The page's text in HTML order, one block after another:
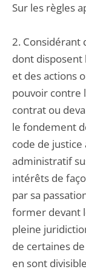
Sur les règles
2. Considérant
dont
et des actions
pouvoir contre
contrat ou
le fondement
code de
administratif
intérêts de
par sa
former devant
pleine
de certaines
en sont